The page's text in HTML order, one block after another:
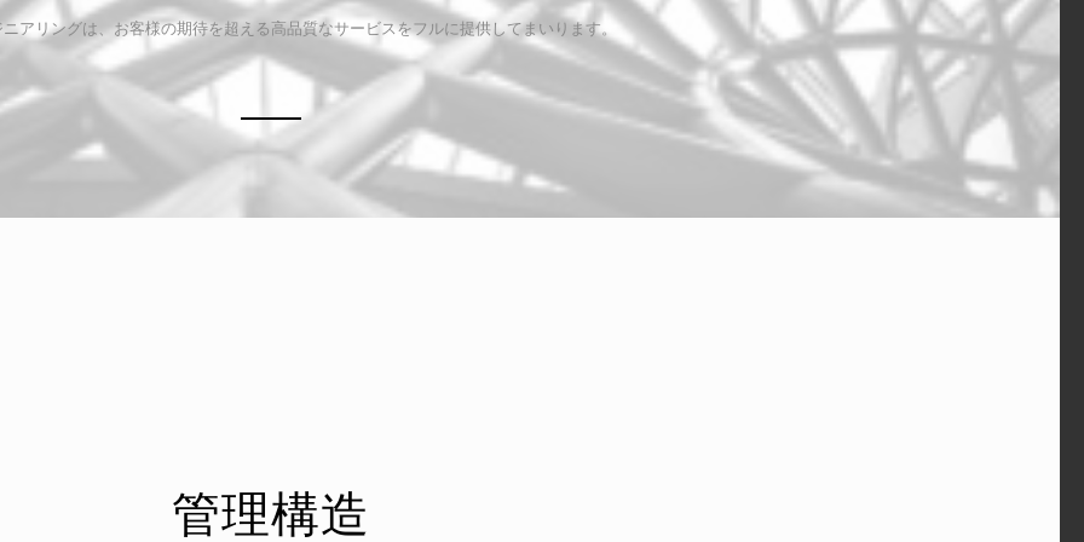
アリングは、お客様の期待を超える高品質なサービスをフルに提供してまいります。
管理構造